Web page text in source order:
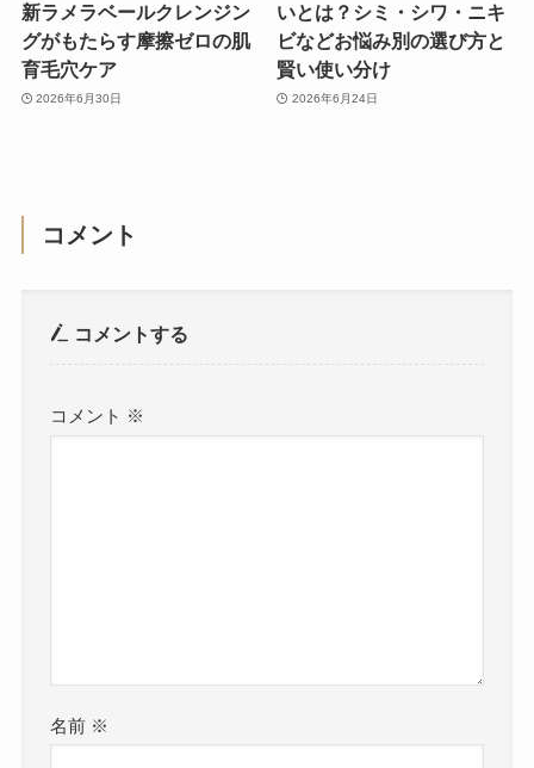
新ラメラベールクレンジン
グがもたらす摩擦ゼロの肌
育毛穴ケア
2026年6月30日
いとは？シミ・シワ・ニキ
ビなどお悩み別の選び方と
賢い使い分け
2026年6月24日
コメント
コメントする
コメント ※
名前 ※